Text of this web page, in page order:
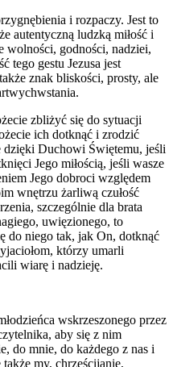
i rozpaczy. Jest to
autentyczną ludzką miłość i
wolności, godności, nadziei,
tego gestu Jezusa jest
znak bliskości, prosty, ale
zbliżyć się do sytuacji
ich dotknąć i zrodzić
dzięki Duchowi Świętemu, jeśli
Jego miłością, jeśli wasze
Jego dobroci względem
wnętrzu żarliwą czułość
szczególnie dla brata
uwięzionego, to
do niego tak, jak On, dotknąć
którzy umarli
wiarę i nadzieję.
wskrzeszonego przez
aby się z nim
do mnie, do każdego z nas i
my, chrześcijanie,